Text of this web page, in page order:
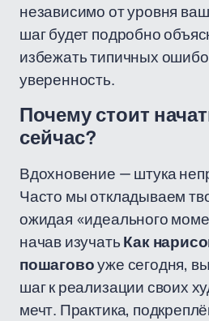
независимо от уровня
шаг будет подробно
избежать типичных
уверенность.
Почему стоит
сейчас?
Вдохновение — штука
Часто мы откладываем
ожидая «идеального
начав изучатьКак
пошаговоуже сегодня,
шаг к реализации своих
мечт. Практика,